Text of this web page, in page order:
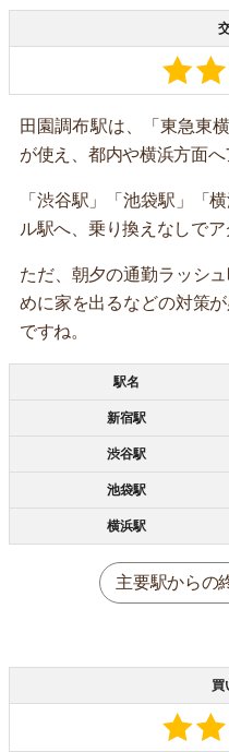
田園調布駅は、「東急東
が使え、都内や横浜方面
「渋谷駅」「池袋駅」「
ル駅へ、乗り換えなしでア
ただ、朝夕の通勤ラッシ
めに家を出るなどの対策
ですね。
駅名
新宿駅
渋谷駅
池袋駅
横浜駅
主要駅からの
買